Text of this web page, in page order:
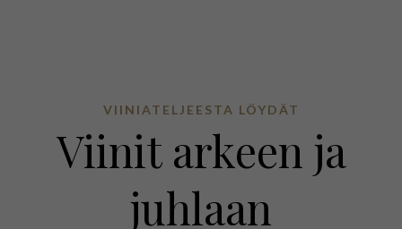
VIINIATELJEESTA LÖYDÄT
Viinit arkeen ja
juhlaan